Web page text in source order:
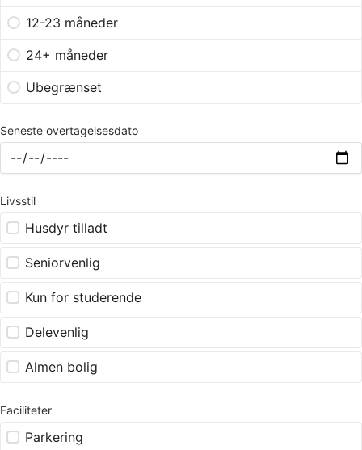
12-23 måneder
24+ måneder
Ubegrænset
Seneste overtagelsesdato
Livsstil
Husdyr tilladt
Seniorvenlig
Kun for studerende
Delevenlig
Almen bolig
Faciliteter
Parkering